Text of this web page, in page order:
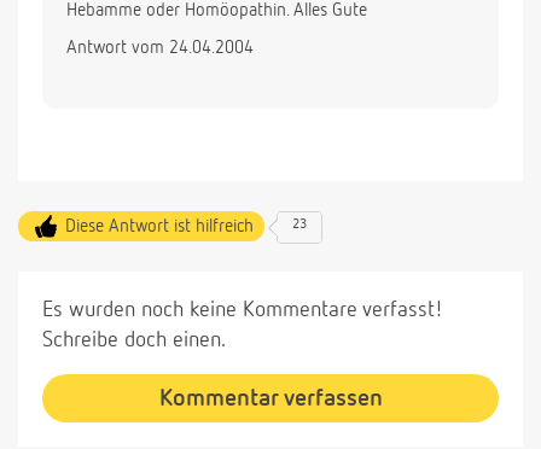
Hebamme oder Homöopathin. Alles Gute
Antwort vom 24.04.2004
Diese Antwort ist hilfreich 23
Es wurden noch keine Kommentare verfasst!
Schreibe doch einen.
Kommentar verfassen